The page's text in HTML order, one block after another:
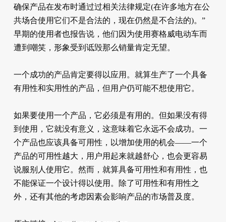
确保产品在发布时通过过相关法律规定(在许多地方在公
共场合使用它们不是合法的，现在仍然是不合法的)。”
早期的使用者也报告说，他们因为使用赛格威电动车而
遭到嘲笑，形象受到诋毁那么销量肯定无望。
一个成功的产品肯定要得以应用。就算生产了一个具备
有用性和实用性的产品，但用户仍可能不想使用它。
如果要使用一个产品，它必须是有用的。但如果没有得
到使用，它就没有意义，这意味着它永远不会成功。一
个产品也应该具备可用性，以增加使用的机会——一个
产品的可用性越大，用户用起来就越舒心，也会更容易
说服别人使用它。然而，就算具备可用性和有用性，也
不能保证一个设计得以使用。除了可用性和有用性之
外，还有其他的考虑因素会影响产品的市场普及度。